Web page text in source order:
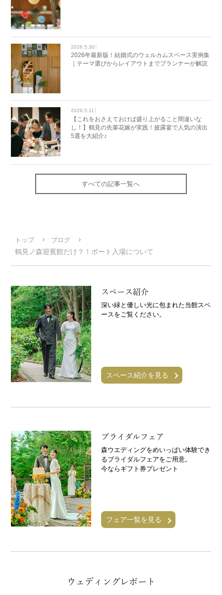
2026.5.30
2026年最新版！結婚式のウェルカムスペース実例集
｜テーマ選びからレイアウトまでプランナーが解説
2026.5.11
【これをおさえておけば盛り上がること間違いな
し！】鶴見の先輩花嫁が実践！披露宴で人気の演出
5選を大紹介♪
すべての記事一覧へ
トップ ブログ
鶴見ノ森迎賓館だけ？！ボート入場について
スペース紹介
深い緑と優しい光に包まれた当館スペ
ースをご覧ください。
スペース紹介を見る
ブライダルフェア
森ウエディングをめいっぱい体験でき
るブライダルフェアをご用意。
今ならギフト券プレゼント
フェア一覧を見る
ウェディングレポート